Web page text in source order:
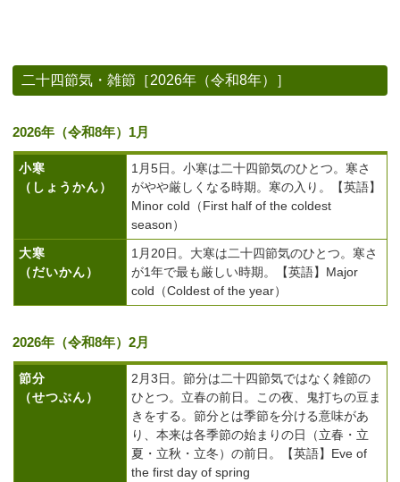
二十四節気・雑節［2026年（令和8年）］
2026年（令和8年）1月
小寒
（しょうかん）
1月5日。小寒は二十四節気のひとつ。寒さ
がやや厳しくなる時期。寒の入り。【英語】
Minor cold（First half of the coldest
season）
大寒
（だいかん）
1月20日。大寒は二十四節気のひとつ。寒さ
が1年で最も厳しい時期。【英語】Major
cold（Coldest of the year）
2026年（令和8年）2月
節分
（せつぶん）
2月3日。節分は二十四節気ではなく雑節の
ひとつ。立春の前日。この夜、鬼打ちの豆ま
きをする。節分とは季節を分ける意味があ
り、本来は各季節の始まりの日（立春・立
夏・立秋・立冬）の前日。【英語】Eve of
the first day of spring